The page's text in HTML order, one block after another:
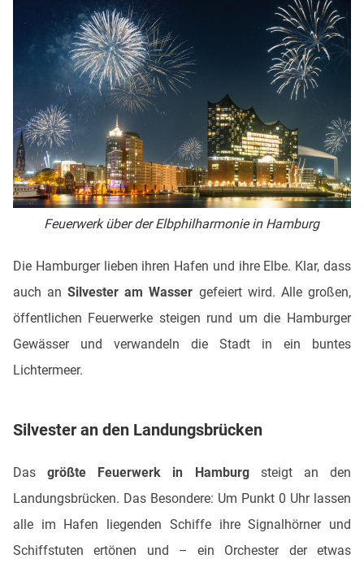
Feuerwerk über der Elbphilharmonie in Hamburg
Die Hamburger lieben ihren Hafen und ihre Elbe. Klar, dass
auch anSilvester am Wasser gefeiert wird. Alle großen,
öffentlichen Feuerwerke steigen rund um die Hamburger
Gewässer und verwandeln die Stadt in ein buntes
Lichtermeer.
Silvester an den Landungsbrücken
Dasgrößte Feuerwerk in Hamburgsteigt an den
Landungsbrücken. Das Besondere: Um Punkt 0 Uhr lassen
alle im Hafen liegenden Schiffe ihre Signalhörner und
Schiffstuten ertönen und – ein Orchester der etwas